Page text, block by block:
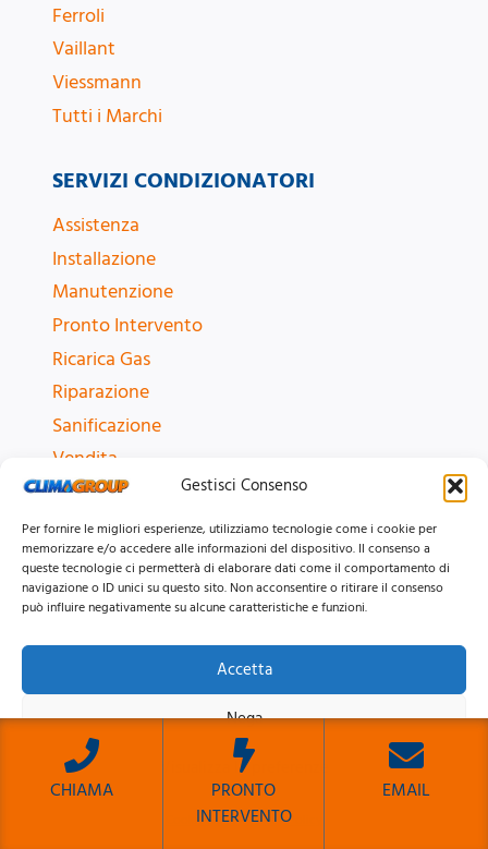
Gestisci Consenso
Per fornire le migliori esperienze, utilizziamo tecnologie come i cookie per
memorizzare e/o accedere alle informazioni del dispositivo. Il consenso a
queste tecnologie ci permetterà di elaborare dati come il comportamento di
navigazione o ID unici su questo sito. Non acconsentire o ritirare il consenso
può influire negativamente su alcune caratteristiche e funzioni.
Accetta
Nega
Visualizza le preferenze
Cookie PolicyPrivacy Policy
Ferroli
Vaillant
Viessmann
Tutti i Marchi
ZONE CONDIZIONATORI
Centro Storico
Parioli
Roma e provincia
Tutte le zone
SERVIZI CONDIZIONATORI
Assistenza
Installazione
Manutenzione
Pronto Intervento
Ricarica Gas
Riparazione
Sanificazione
Vendita
CHIAMA
PRONTO
INTERVENTO
EMAIL